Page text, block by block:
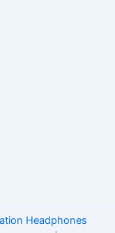
Headphones